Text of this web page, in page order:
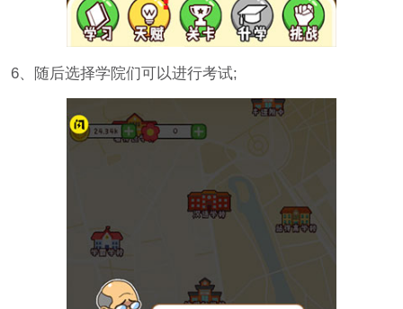
6、随后选择学院们可以进行考试;